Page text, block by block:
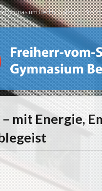
Gymnasium Berlin, Galenstr. 40-
– mit Energie,